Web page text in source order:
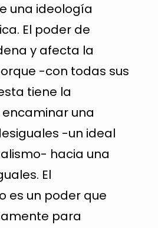
una ideología
El poder de
y afecta la
-con todas sus
tiene la
una
-un ideal
hacia una
El
es un poder que
para